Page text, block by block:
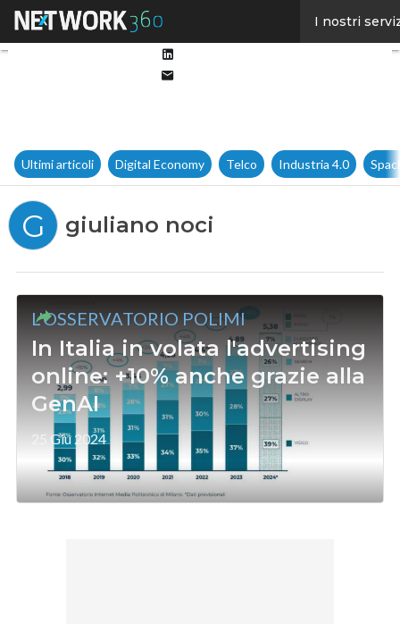
I nostri
Ultimi articoli Digital Economy Telco Industria 4.0
G giuliano noci
L'OSSERVATORIO POLIMI
In Italia in volata l'advertising
online: +10% anche grazie alla
GenAI
25 Giu 2024